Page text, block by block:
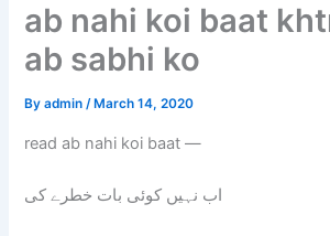
ab nahi koi baat
ab sabhi ko
Byadmin/ March 14, 2020
read ab nahi koi baat —
اب نہیں کوئی بات خطرے کی